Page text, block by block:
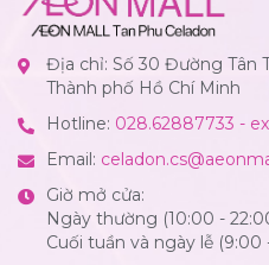
Địa chỉ: Số 30 Đường Tân
Thành phố Hồ Chí Minh
Hotline: 028.62887733 -
Email:
Giờ mở cửa:
Ngày thường (10:00 -
Cuối tuần và ngày lễ (9:00